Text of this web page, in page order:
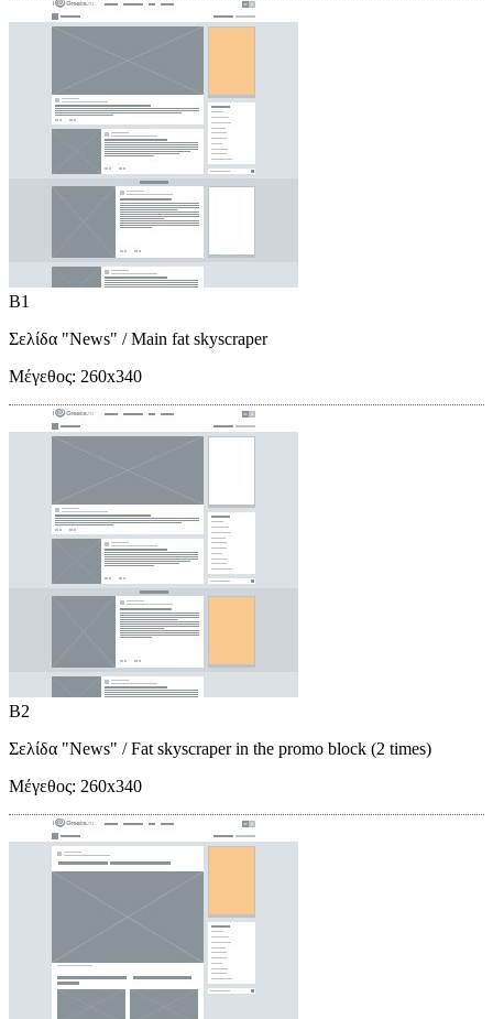
B1
Σελίδα "News" / Main fat skyscraper
Μέγεθος: 260x340
B2
Σελίδα "News" / Fat skyscraper in the promo block (2 times)
Μέγεθος: 260x340